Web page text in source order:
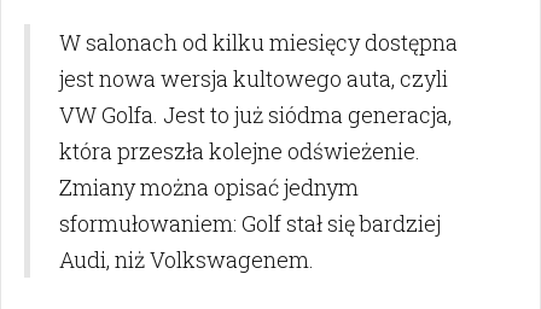
W salonach od kilku miesięcy dostępna
jest nowa wersja kultowego auta, czyli
VW Golfa. Jest to już siódma generacja,
która przeszła kolejne odświeżenie.
Zmiany można opisać jednym
sformułowaniem: Golf stał się bardziej
Audi, niż Volkswagenem.